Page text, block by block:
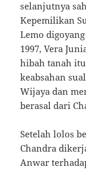
selanjutnya
Kepemilikan
Lemo
1997, Vera
hibah tanah
keabsahan
Wijaya dan
berasal dari
Setelah lolos
Chandra
Anwar